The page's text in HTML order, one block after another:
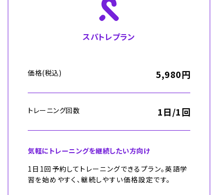
スパトレプラン
価格(税込) 5,980円
トレーニング回数 1日/1回
気軽にトレーニングを継続したい方向け
1日1回予約してトレーニングできるプラン。英語学
習を始めやすく、継続しやすい価格設定です。